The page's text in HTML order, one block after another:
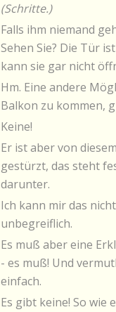
(Schritte.)
Falls ihm niemand
Sehen Sie? Die Tür
kann sie gar nicht
Hm. Eine andere
Balkon zu kommen,
Keine!
Er ist aber von
gestürzt, das steht
darunter.
Ich kann mir das
unbegreiflich.
Es muß aber eine
- es muß! Und
einfach.
Es gibt keine! So wie